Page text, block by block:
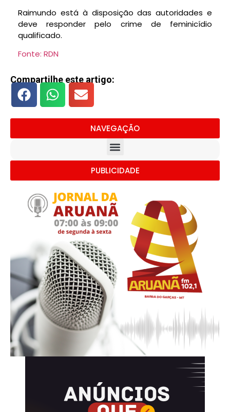
Raimundo está à disposição das autoridades e
deve responder pelo crime de feminicídio
qualificado.
Fonte: RDN
Compartilhe este artigo:
NAVEGAÇÃO
PUBLICIDADE